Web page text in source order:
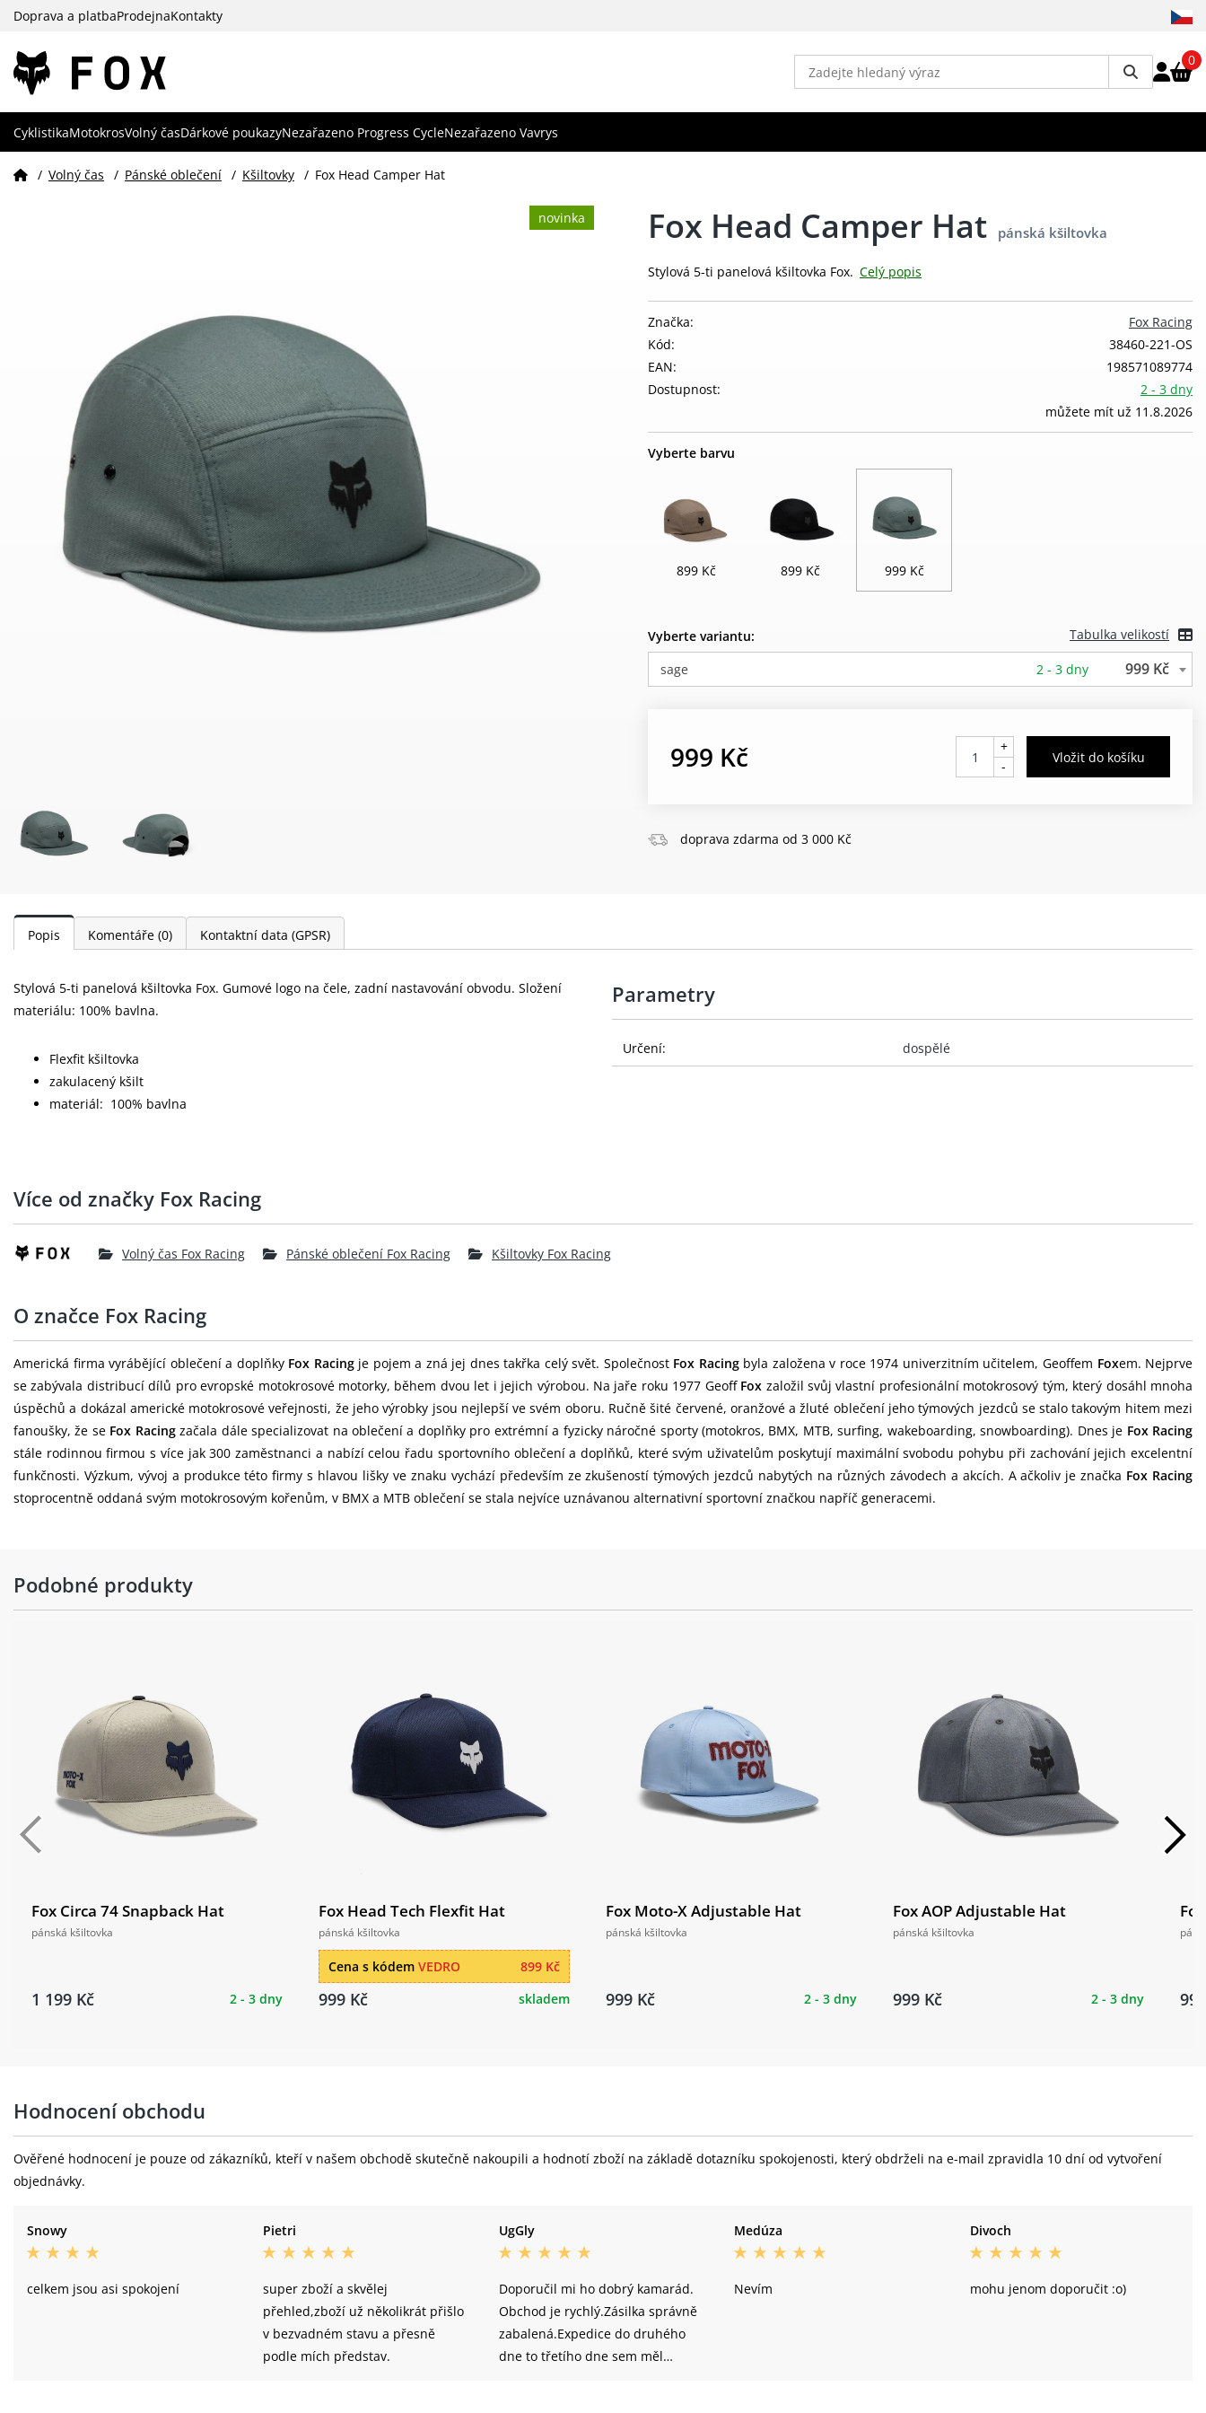
Doprava a platbaProdejnaKontakty
0
CyklistikaMotokrosVolný časDárkové poukazyNezařazeno Progress CycleNezařazeno Vavrys
/ Volný čas / Pánské oblečení / Kšiltovky / Fox Head Camper Hat
novinka Fox Head Camper Hat pánská kšiltovka
Stylová 5-ti panelová kšiltovka Fox. Celý popis
Fox Racing
Značka:
38460-221-OS
Kód:
198571089774
EAN:
2 - 3 dny
můžete mít už 11.8.2026
Dostupnost:
Vyberte barvu
899 Kč 899 Kč 999 Kč
Vyberte variantu: Tabulka velikostí
sage 2 - 3 dny 999 Kč
999 Kč
+
-
doprava zdarma od 3 000 Kč
Popis Komentáře (0) Kontaktní data (GPSR)
Stylová 5-ti panelová kšiltovka Fox. Gumové logo na čele, zadní nastavování obvodu. Složení
materiálu: 100% bavlna.
Flexfit kšiltovka
zakulacený kšilt
materiál: 100% bavlna
Parametry
Určení: dospělé
Více od značky Fox Racing
Volný čas Fox Racing Pánské oblečení Fox Racing Kšiltovky Fox Racing
O značce Fox Racing
Americká firma vyrábějící oblečení a doplňky Fox Racingje pojem a zná jej dnes takřka celý svět. Společnost Fox Racingbyla založena v roce 1974 univerzitním učitelem, Geoffem Foxem. Nejprve
se zabývala distribucí dílů pro evropské motokrosové motorky, během dvou let i jejich výrobou. Na jaře roku 1977 Geoff Fox založil svůj vlastní profesionální motokrosový tým, který dosáhl mnoha
úspěchů a dokázal americké motokrosové veřejnosti, že jeho výrobky jsou nejlepší ve svém oboru. Ručně šité červené, oranžové a žluté oblečení jeho týmových jezdců se stalo takovým hitem mezi
fanoušky, že se Fox Racingzačala dále specializovat na oblečení a doplňky pro extrémní a fyzicky náročné sporty (motokros, BMX, MTB, surfing, wakeboarding, snowboarding). Dnes je Fox Racing
stále rodinnou firmou s více jak 300 zaměstnanci a nabízí celou řadu sportovního oblečení a doplňků, které svým uživatelům poskytují maximální svobodu pohybu při zachování jejich excelentní
funkčnosti. Výzkum, vývoj a produkce této firmy s hlavou lišky ve znaku vychází především ze zkušeností týmových jezdců nabytých na různých závodech a akcích. A ačkoliv je značka Fox Racing
stoprocentně oddaná svým motokrosovým kořenům, v BMX a MTB oblečení se stala nejvíce uznávanou alternativní sportovní značkou napříč generacemi.
Podobné produkty
Fox Circa 74 Snapback Hat
pánská kšiltovka
1 199 Kč 2 - 3 dny
Fox Head Tech Flexfit Hat
pánská kšiltovka
899 Kč
Cena s kódem VEDRO
999 Kč skladem
Fox Moto-X Adjustable Hat
pánská kšiltovka
999 Kč 2 - 3 dny
Fox AOP Adjustable Hat
pánská kšiltovka
999 Kč 2 - 3 dny
Hodnocení obchodu
Ověřené hodnocení je pouze od zákazníků, kteří v našem obchodě skutečně nakoupili a hodnotí zboží na základě dotazníku spokojenosti, který obdrželi na e-mail zpravidla 10 dní od vytvoření
objednávky.
Snowy
celkem jsou asi spokojení
Pietri
super zboží a skvělej
přehled,zboží už několikrát přišlo
v bezvadném stavu a přesně
podle mích představ.
UgGly
Doporučil mi ho dobrý kamarád.
Obchod je rychlý.Zásilka správně
zabalená.Expedice do druhého
dne to třetího dne sem měl
Medúza
Nevím
Divoch
mohu jenom doporučit :o)